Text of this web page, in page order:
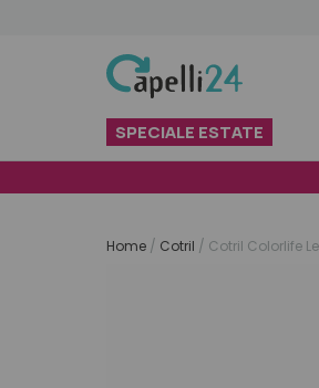
SPECIALE ESTATE
Home / Cotril / Cotril Colorlife